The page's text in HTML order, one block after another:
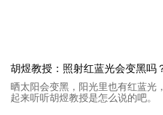
胡煜教授：照射红蓝光会变黑吗
晒太阳会变黑，阳光里也有红蓝光
起来听听胡煜教授是怎么说的吧。